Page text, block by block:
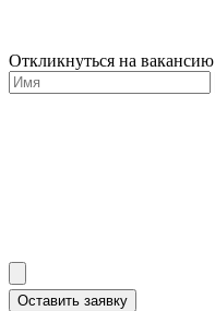
Откликнуться на вакансию
Оставить заявку